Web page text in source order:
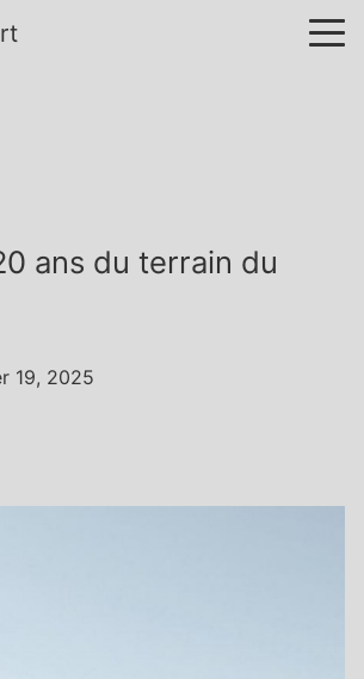
ans du terrain du
19, 2025